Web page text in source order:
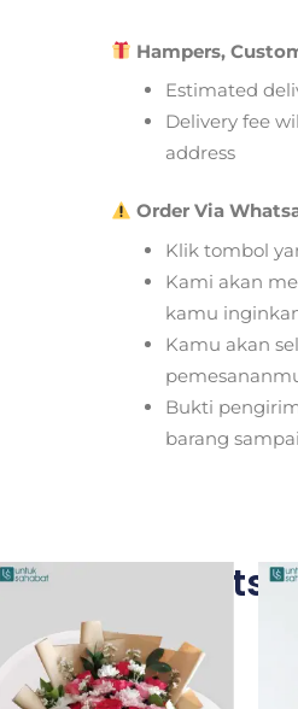
Hampers,
Estimated
Delivery fee
address
Order Via
Klik tombol
Kami akan
kamu
Kamu akan
Bukti
barang sampai
Products